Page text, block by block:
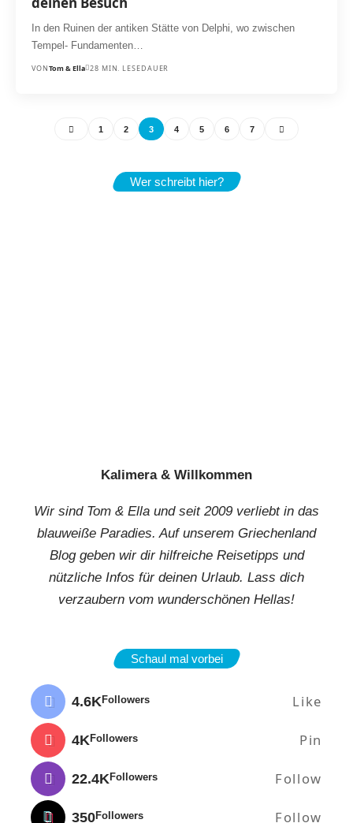
In den Ruinen der antiken Stätte von Delphi, wo zwischen
Tempel- Fundamenten…
VONTom & Ella 28 MIN. LESEDAUER
1 2 3 4 5 6 7
Wer schreibt hier?
Kalimera & Willkommen
Wir sind Tom & Ella und seit 2009 verliebt in das
blauweiße Paradies. Auf unserem Griechenland
Blog geben wir dir hilfreiche Reisetipps und
nützliche Infos für deinen Urlaub. Lass dich
verzaubern vom wunderschönen Hellas!
Schaul mal vorbei
4.6K Followers Like
4K Followers Pin
22.4K Followers Follow
350Followers Follow